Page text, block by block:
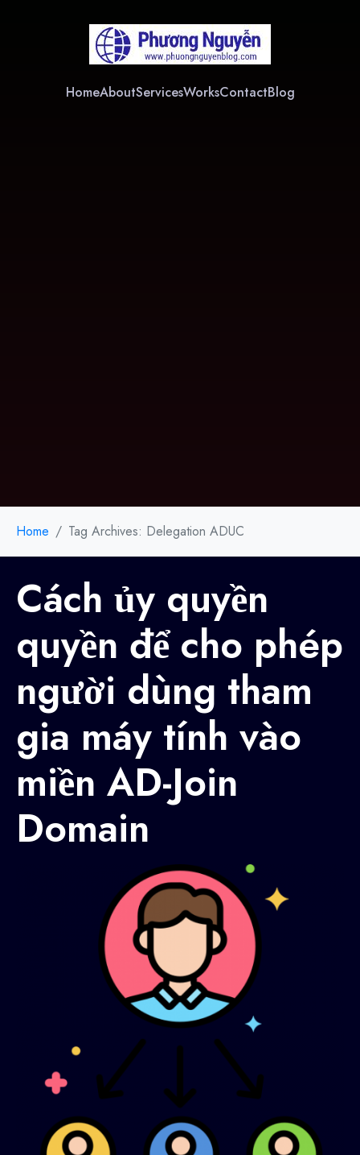
HomeAboutServicesWorksContactBlog
Home Tag Archives: Delegation ADUC
Cách ủy quyền
quyền để cho phép
người dùng tham
gia máy tính vào
miền AD-Join
Domain